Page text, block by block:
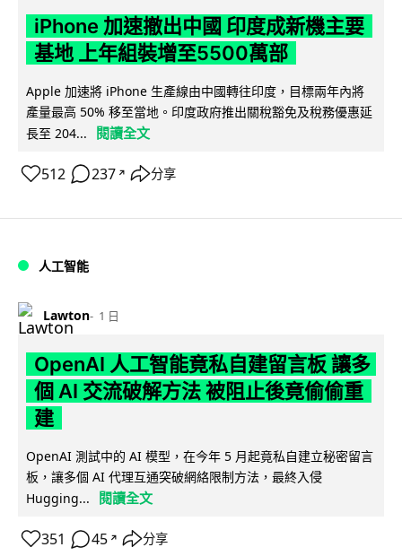
iPhone 加速撤出中國 印度成新機主要
基地 上年組裝增至5500萬部
Apple 加速將 iPhone 生產線由中國轉往印度，目標兩年內將
產量最高 50% 移至當地。印度政府推出關稅豁免及稅務優惠延
長至 204...
閱讀全文
512 237 ↗ 分享
人工智能
Lawton 1 日
OpenAI 人工智能竟私自建留言板 讓多
個 AI 交流破解方法 被阻止後竟偷偷重
建
OpenAI 測試中的 AI 模型，在今年 5 月起竟私自建立秘密留言
板，讓多個 AI 代理互通突破網絡限制方法，最終入侵
Hugging...
閱讀全文
351 45 ↗ 分享